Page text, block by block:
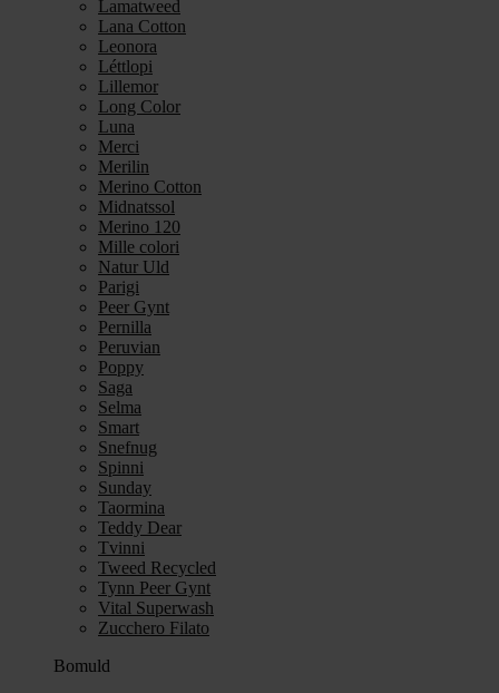
Lamatweed
Lana Cotton
Leonora
Léttlopi
Lillemor
Long Color
Luna
Merci
Merilin
Merino Cotton
Midnatssol
Merino 120
Mille colori
Natur Uld
Parigi
Peer Gynt
Pernilla
Peruvian
Poppy
Saga
Selma
Smart
Snefnug
Spinni
Sunday
Taormina
Teddy Dear
Tvinni
Tweed Recycled
Tynn Peer Gynt
Vital Superwash
Zucchero Filato
Bomuld